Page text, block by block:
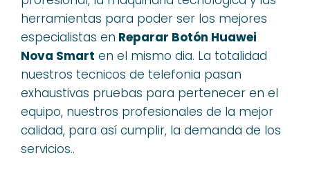
herramientas para poder ser los mejores
especialistas en Reparar Botón Huawei
Nova Smart en el mismo dia. La totalidad
nuestros tecnicos de telefonia pasan
exhaustivas pruebas para pertenecer en el
equipo, nuestros profesionales de la mejor
calidad, para así cumplir, la demanda de los
servicios..